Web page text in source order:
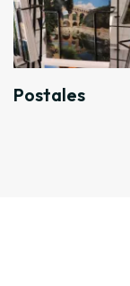
Postales